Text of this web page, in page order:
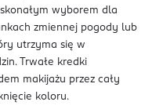
wyborem dla
zmiennej pogody lub
utrzyma się w
Trwałe kredki
makijażu przez cały
koloru.